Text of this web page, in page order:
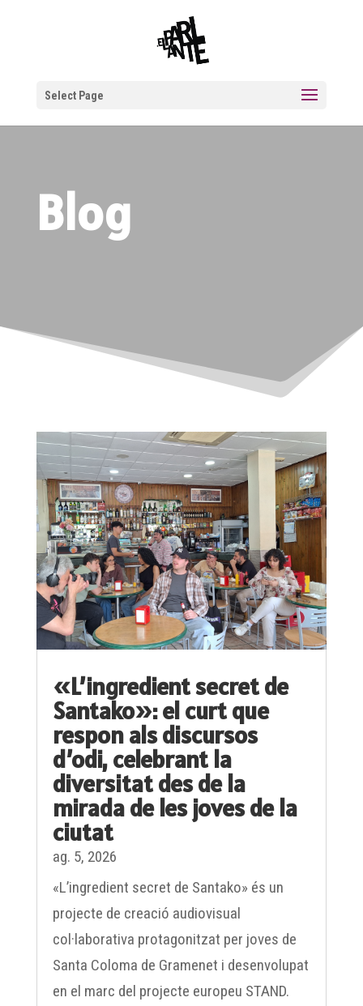
Select Page
Blog
«L’ingredient secret de
Santako»: el curt que
respon als discursos
d’odi, celebrant la
diversitat des de la
mirada de les joves de la
ciutat
ag. 5, 2026
«L’ingredient secret de Santako» és un
projecte de creació audiovisual
col·laborativa protagonitzat per joves de
Santa Coloma de Gramenet i desenvolupat
en el marc del projecte europeu STAND.